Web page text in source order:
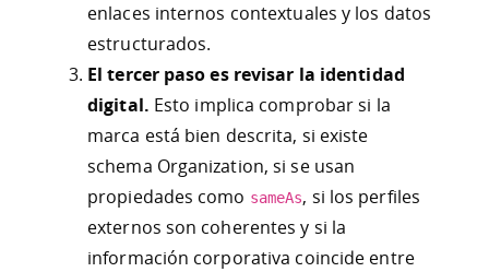
enlaces internos contextuales y los datos
estructurados.
El tercer paso es revisar la identidad
digital. Esto implica comprobar si la
marca está bien descrita, si existe
schema Organization, si se usan
propiedades como sameAs, si los perfiles
externos son coherentes y si la
información corporativa coincide entre